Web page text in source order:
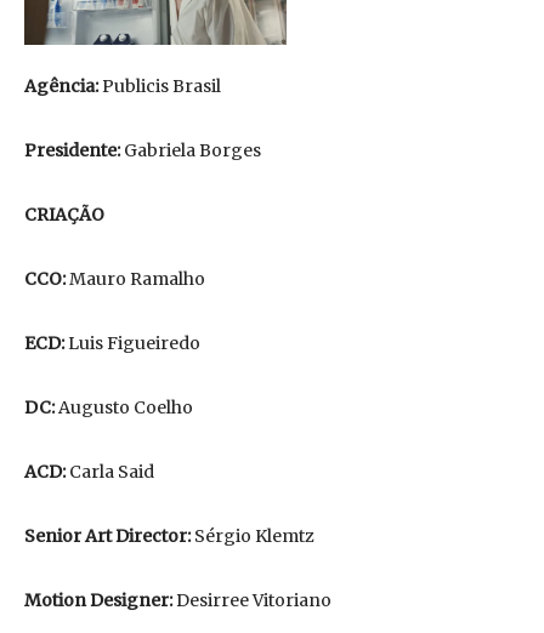
Agência:Publicis Brasil
Presidente:Gabriela Borges
CRIAÇÃO
CCO:Mauro Ramalho
ECD:Luis Figueiredo
DC:Augusto Coelho
ACD:Carla Said
Senior Art Director:Sérgio Klemtz
Motion Designer:Desirree Vitoriano